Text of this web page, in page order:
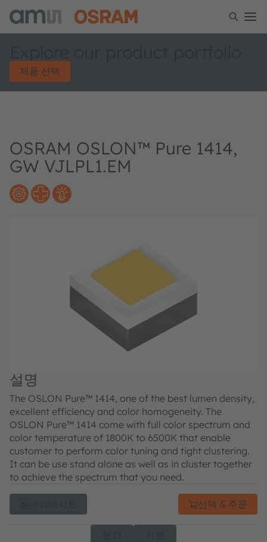
제품 선택
OSRAM OSLON™ Pure 1414,
GW VJLPL1.EM
설명
The OSLON Pure™ 1414, one of the best lumen density,
excellent efficiency and color homogeneity. The
OSLON Pure™ 1414 come with full color spectrum and
color temperature of 1800K to 6500K that enable
customer to perform color tuning and tight clustering.
It can be use stand alone as well as in cluster together
to achieve the spectrum that you need.
선택 & 주문